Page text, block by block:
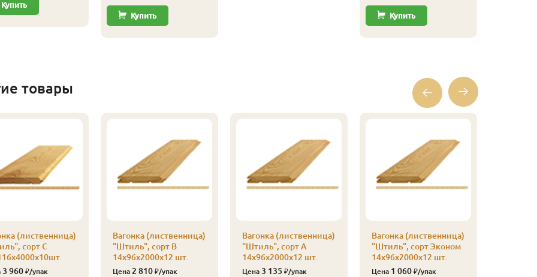
Купить
Купить Купить
товары
(лиственница)
сорт С
3 960₽/упак
Вагонка (лиственница)
"Штиль", сорт В
14х96х2000х12 шт.
Цена 2 810₽/упак
Вагонка (лиственница)
"Штиль", сорт А
14х96х2000х12 шт.
Цена 3 135 ₽/упак
Вагонка (лиственница)
"Штиль", сорт Эконом
14х96х2000х12 шт.
Цена 1 060₽/упак